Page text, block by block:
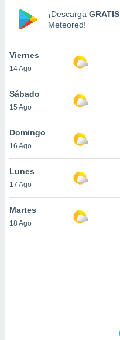
cookies
aceptar
de
sitio
de que
sean
para
ni para
¡Descarga GRATIS
Meteored!
Viernes
14 Ago
Sábado
15 Ago
Domingo
16 Ago
Lunes
17 Ago
Martes
18 Ago